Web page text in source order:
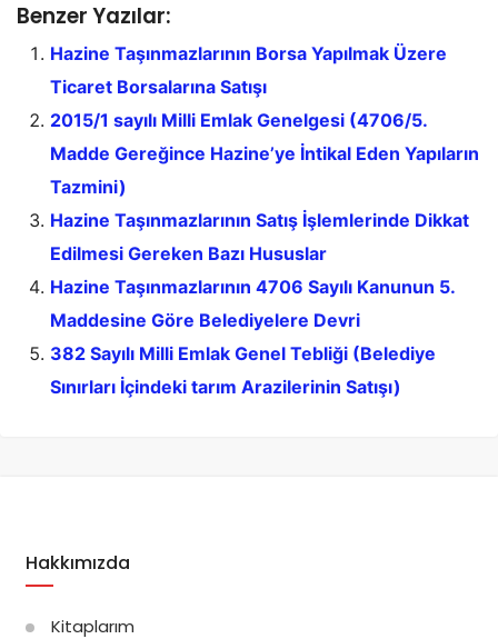
Benzer Yazılar:
Hazine Taşınmazlarının Borsa Yapılmak Üzere
Ticaret Borsalarına Satışı
2015/1 sayılı Milli Emlak Genelgesi (4706/5.
Madde Gereğince Hazine’ye İntikal Eden Yapıların
Tazmini)
Hazine Taşınmazlarının Satış İşlemlerinde Dikkat
Edilmesi Gereken Bazı Hususlar
Hazine Taşınmazlarının 4706 Sayılı Kanunun 5.
Maddesine Göre Belediyelere Devri
382 Sayılı Milli Emlak Genel Tebliği (Belediye
Sınırları İçindeki tarım Arazilerinin Satışı)
Hakkımızda
Kitaplarım